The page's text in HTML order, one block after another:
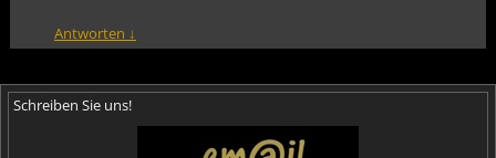
Antworten ↓
Schreiben Sie uns!